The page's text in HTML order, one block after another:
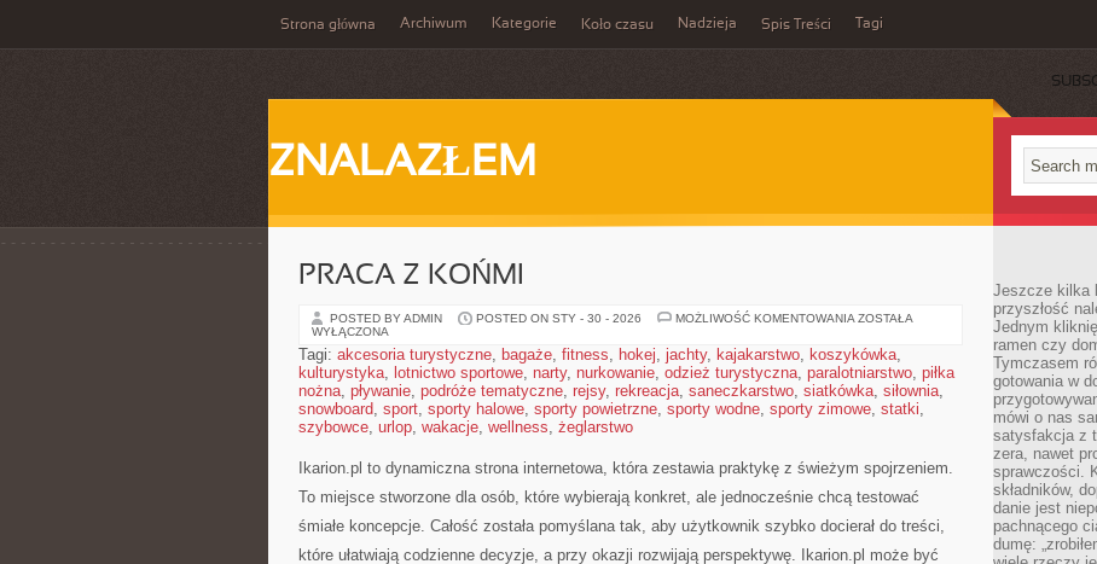
Strona główna Archiwum Kategorie Koło czasu Nadzieja Spis Treści Tagi
ZNALAZŁEM
PRACA Z KOŃMI
POSTED BY ADMIN POSTED ON STY - 30 - 2026 MOŻLIWOŚĆ KOMENTOWANIA PRACA
ZOSTAŁA
WYŁĄCZONA
Tagi: akcesoria turystyczne, bagaże, fitness, hokej, jachty, kajakarstwo, koszykówka,
kulturystyka, lotnictwo sportowe, narty, nurkowanie, odzież turystyczna, paralotniarstwo, piłka
nożna, pływanie, podróże tematyczne, rejsy, rekreacja, saneczkarstwo, siatkówka, siłownia,
snowboard, sport, sporty halowe, sporty powietrzne, sporty wodne, sporty zimowe, statki,
szybowce, urlop, wakacje, wellness, żeglarstwo
Ikarion.pl to dynamiczna strona internetowa, która zestawia praktykę z świeżym spojrzeniem.
To miejsce stworzone dla osób, które wybierają konkret, ale jednocześnie chcą testować
śmiałe koncepcje. Całość została pomyślana tak, aby użytkownik szybko docierał do treści,
które ułatwiają codzienne decyzje, a przy okazji rozwijają perspektywę. Ikarion.pl może być
Jeszcze kilka
przyszłość
Jednym
ramen czy
Tymczasem
gotowania w
mówi o nas
satysfakcja z
zera, nawet
sprawczości.
składników,
danie jest
pachnącego
dumę: